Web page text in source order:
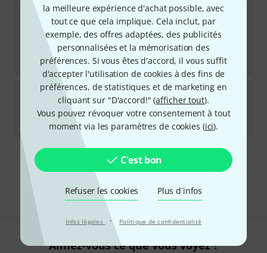
la meilleure expérience d'achat possible, avec
tout ce que cela implique. Cela inclut, par
exemple, des offres adaptées, des publicités
personnalisées et la mémorisation des
préférences. Si vous êtes d'accord, il vous suffit
d'accepter l'utilisation de cookies à des fins de
préférences, de statistiques et de marketing en
cliquant sur "D'accord!" (afficher tout).
Vous pouvez révoquer votre consentement à tout
moment via les paramètres de cookies (ici).
C'est bon
Refuser les cookies Plus d´infos
Infos légales · Politique de confidentialité
Soyuz1973-B B-Stock
Disponible immédiatement
799€
Meilleur prix sur 30 jours:875 €
-9%
SoyuzTube-S Silver 17
Disponible rapidement (2 à 5 jours)
5.199 €
Envoi gratuit à partir de 69 €
Les prix sont indiqués avec TVA comprise
Aimez-vous ce que vous voyez ?